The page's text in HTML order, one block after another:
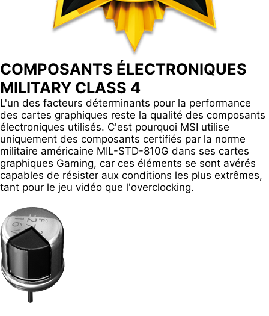
COMPOSANTS ÉLECTRONIQUES
MILITARY CLASS 4
L'un des facteurs déterminants pour la performance
des cartes graphiques reste la qualité des composants
électroniques utilisés. C'est pourquoi MSI utilise
uniquement des composants certifiés par la norme
militaire américaine MIL-STD-810G dans ses cartes
graphiques Gaming, car ces éléments se sont avérés
capables de résister aux conditions les plus extrêmes,
tant pour le jeu vidéo que l'overclocking.